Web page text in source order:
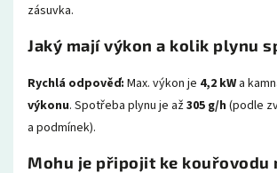
zásuvka.
Jaký mají výkon a kolik plynu
Rychlá odpověď: Max. výkon je 4,2 kWa
výkonu. Spotřeba plynu je až305 g/h (podle
a podmínek).
Mohu je připojit ke kouřovodu